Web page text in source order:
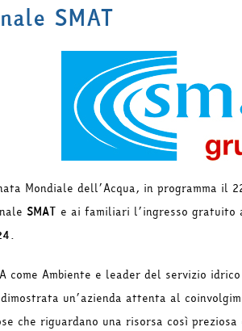
SMAT
Mondiale dell’Acqua, in programma il
SMAT e ai familiari l’ingresso gratuito
.
A come Ambiente e leader del servizio
un’azienda attenta al
che riguardano una risorsa così